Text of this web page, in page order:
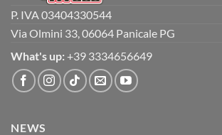
P. IVA 03404330544
Via Olmini 33, 06064 Panicale PG
What's up: +39 3334656649
NEWS